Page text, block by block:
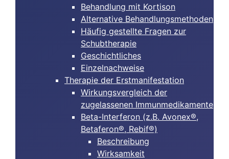
Behandlung mit Kortison
Alternative Behandlungsmethoden
Häufig gestellte Fragen zur
Schubtherapie
Geschichtliches
Einzelnachweise
Therapie der Erstmanifestation
Wirkungsvergleich der
zugelassenen Immunmedikamente
Beta-Interferon (z.B. Avonex®,
Betaferon®, Rebif®)
Beschreibung
Wirksamkeit